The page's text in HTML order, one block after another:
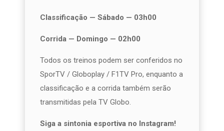
Classificação — Sábado — 03h00
Corrida — Domingo — 02h00
Todos os treinos podem ser conferidos no
SporTV / Globoplay / F1TV Pro, enquanto a
classificação e a corrida também serão
transmitidas pela TV Globo.
Siga a sintonia esportiva no Instagram!